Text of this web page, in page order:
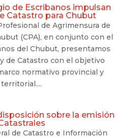
de Escribanos impulsan
Catastro para Chubut
de Agrimensura de
(CPA), en conjunto con el
del Chubut, presentamos
de Catastro con el objetivo
normativo provincial y
sobre la emisión
de Catastro e Información